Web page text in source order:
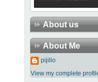
About us
About Me
pijillo
View my complete